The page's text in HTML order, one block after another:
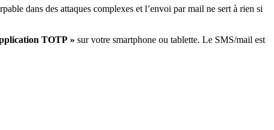
dans des attaques complexes et l’envoi par mail ne sert à rien si
TOTP » sur votre smartphone ou tablette. Le SMS/mail est